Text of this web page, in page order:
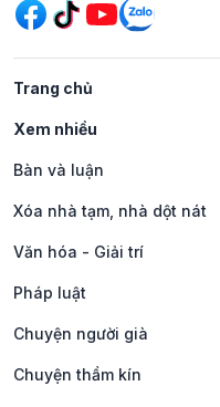
Trang chủ
Xem nhiều
Bàn và luận
Xóa nhà tạm, nhà dột nát
Văn hóa - Giải trí
Pháp luật
Chuyện người già
Chuyện thầm kín